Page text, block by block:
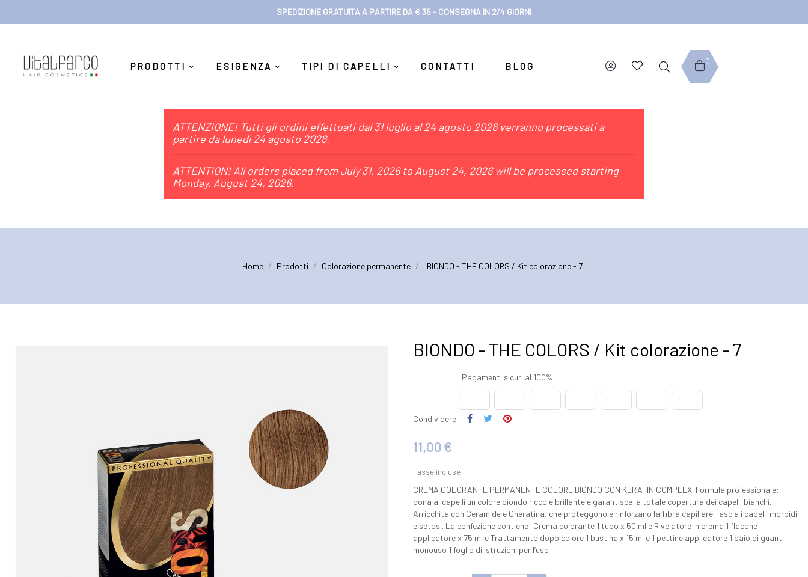
SPEDIZIONE GRATUITA A PARTIRE DA € 35 - CONSEGNA IN 2/4 GIORNI
PRODOTTI ESIGENZA TIPI DI CAPELLI CONTATTI BLOG 0
ATTENZIONE! Tutti gli ordini effettuati dal 31 luglio al 24 agosto 2026 verranno processati a
partire da lunedì 24 agosto 2026.
ATTENTION! All orders placed from July 31, 2026 to August 24, 2026 will be processed starting
Monday, August 24, 2026.
Home Prodotti Colorazione permanente BIONDO - THE COLORS / Kit colorazione - 7
BIONDO - THE COLORS / Kit colorazione - 7
Pagamenti sicuri al 100%
Condividere
11,00 €
Tasse incluse
CREMA COLORANTE PERMANENTE COLORE BIONDO CON KERATIN COMPLEX. Formula professionale:
dona ai capelli un colore biondo ricco e brillante e garantisce la totale copertura dei capelli bianchi.
Arricchita con Ceramide e Cheratina, che proteggono e rinforzano la fibra capillare, lascia i capelli morbidi
e setosi. La confezione contiene: Crema colorante 1 tubo x 50 ml e Rivelatore in crema 1 flacone
applicatore x 75 ml e Trattamento dopo colore 1 bustina x 15 ml e 1 pettine applicatore 1 paio di guanti
monouso 1 foglio di istruzioni per l’uso